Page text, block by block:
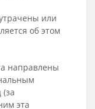
или
об этом
направлены
эта